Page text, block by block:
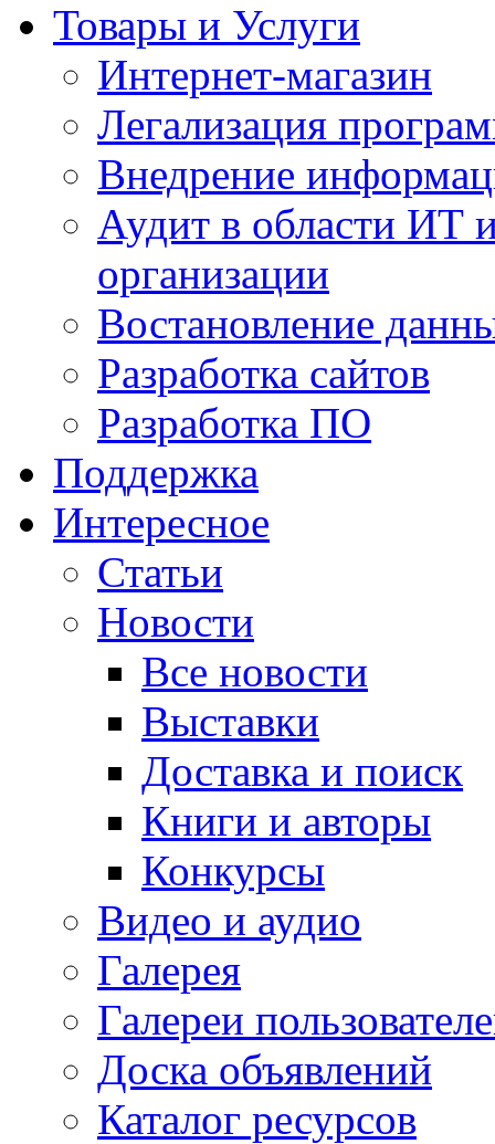
Товары и Услуги
Интернет-магазин
Легализация
Внедрение
Аудит в области ИТ
организации
Востановление
Разработка сайтов
Разработка ПО
Поддержка
Интересное
Статьи
Новости
Все новости
Выставки
Доставка и поиск
Книги и авторы
Конкурсы
Видео и аудио
Галерея
Галереи
Доска объявлений
Каталог ресурсов